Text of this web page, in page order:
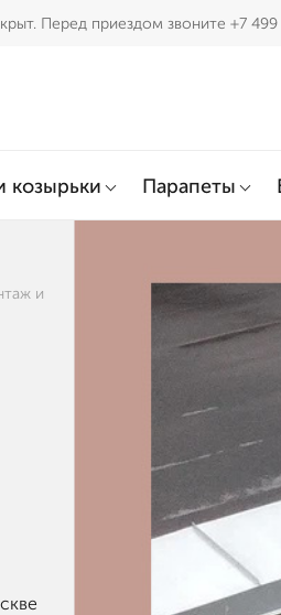
Перед приездом звоните +7
козырьки Парапеты
и